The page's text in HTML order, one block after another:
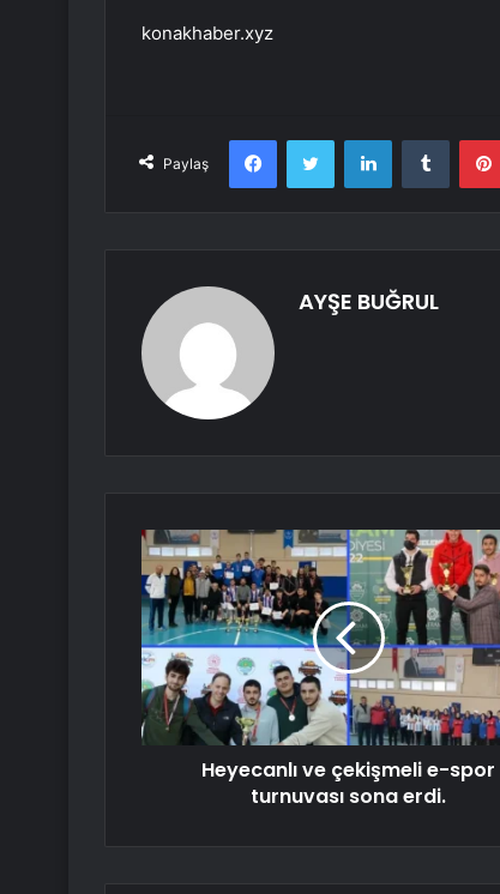
konakhaber.xyz
Paylaş
FacebookTwitter LinkedInTumblr
AYŞE BUĞRUL
Heyecanlı ve çekişmeli e-spor
turnuvası sona erdi.